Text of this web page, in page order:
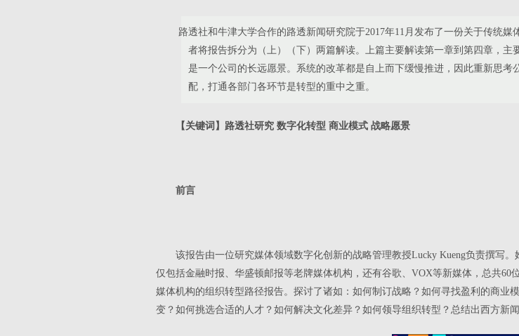
路透社和牛津大学合作的路透新闻研究院于2017年11月发布了一份关于传统
者将报告拆分为（上）（下）两篇解读。上篇主要解读第一章到第四章，主
是一个公司的长远愿景。系统的改革都是自上而下缓慢推进，因此重新思
配，打通各部门各环节是转型的重中之重。
【关键词】路透社研究 数字化转型 商业模式 战略愿景
前言
该报告由一位研究媒体领域数字化创新的战略管理教授Lucky Kueng负责撰写
仅包括金融时报、华盛顿邮报等老牌媒体机构，还有谷歌、VOX等新媒体，总共
媒体机构的组织转型路径报告。探讨了诸如：如何制订战略？如何寻找盈利的商业
变？如何挑选合适的人才？如何解决文化差异？如何领导组织转型？总结出西方新